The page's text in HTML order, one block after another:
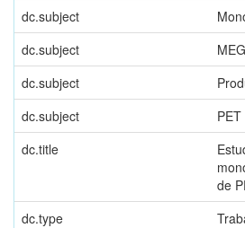
dc.subject
dc.subject
MEG
dc.subject
dc.subject
PET
dc.title
de
dc.type